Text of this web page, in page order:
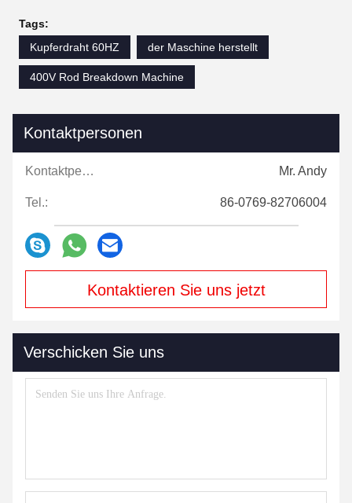
Tags:
Kupferdraht 60HZ
der Maschine herstellt
400V Rod Breakdown Machine
Kontaktpersonen
Kontaktpersonen: Mr. Andy
Tel.: 86-0769-82706004
Kontaktieren Sie uns jetzt
Verschicken Sie uns